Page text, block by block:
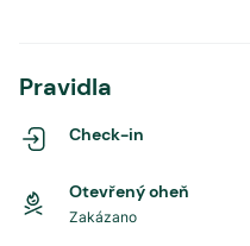
Pravidla
Check-in
Otevřený oheň
Zakázano